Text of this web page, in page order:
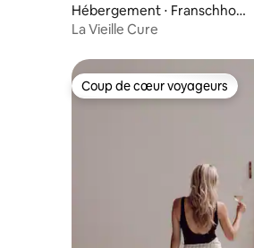
Hébergement ⋅ Franschhoe
kLa Vieille Cure
Coup de cœur voyageurs
Coup de cœur voyageurs